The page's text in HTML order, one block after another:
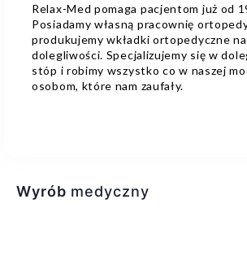
Relax-Med pomaga pacjentom już od
Posiadamy własną pracownię
produkujemy wkładki ortopedyczne
dolegliwości. Specjalizujemy się w
stóp i robimy wszystko co w naszej
osobom, które nam zaufały.
Wyrób medyczny